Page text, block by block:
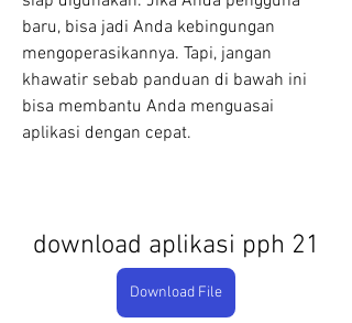
baru, bisa jadi Anda kebingungan
mengoperasikannya. Tapi, jangan
khawatir sebab panduan di bawah ini
bisa membantu Anda menguasai
aplikasi dengan cepat.
download aplikasi pph 21
Download File